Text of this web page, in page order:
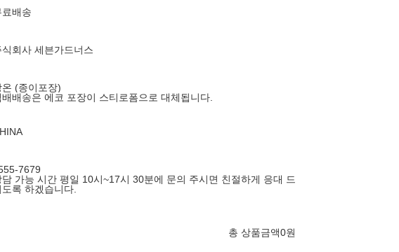
료배송
식회사 세븐가드너스
온 (종이포장)
배배송은 에코 포장이 스티로폼으로 대체됩니다.
7679
담 가능 시간 평일 10시~17시 30분에 문의 주시면 친절하게 응대 드
도록 하겠습니다.
총 상품금액0원